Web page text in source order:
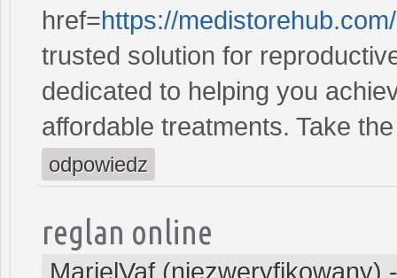
href=https://
trusted solution for
dedicated to helping you
affordable treatments. Take
odpowiedz
reglan online
MarielVaf (niezweryfikowany)